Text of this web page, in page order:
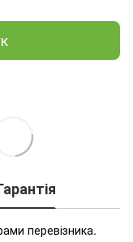
перевізника.